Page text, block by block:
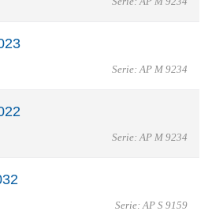
Serie: AP M 9234
Serie: AP M 9234
Serie: AP S 9159